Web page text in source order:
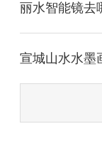
丽水智能镜去
宣城山水水墨